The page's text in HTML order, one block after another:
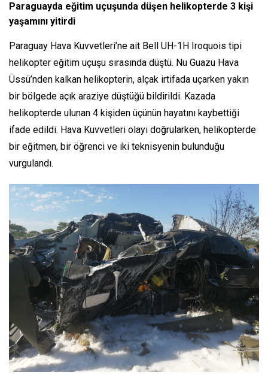
Paraguayda eğitim uçuşunda düşen helikopterde 3 kişi
yaşamını yitirdi
Paraguay Hava Kuvvetleri’ne ait Bell UH-1H Iroquois tipi
helikopter eğitim uçuşu sırasında düştü. Nu Guazu Hava
Üssü’nden kalkan helikopterin, alçak irtifada uçarken yakın
bir bölgede açık araziye düştüğü bildirildi. Kazada
helikopterde ulunan 4 kişiden üçünün hayatını kaybettiği
ifade edildi. Hava Kuvvetleri olayı doğrularken, helikopterde
bir eğitmen, bir öğrenci ve iki teknisyenin bulunduğu
vurgulandı.